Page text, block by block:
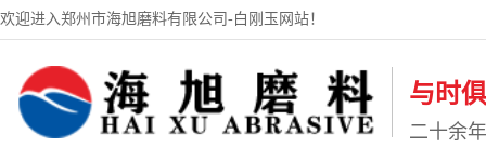
欢迎进入郑州市海旭磨料有限公司-白刚玉网站！
与时
二十余